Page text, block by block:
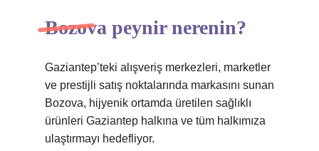
Bozova peynir nerenin?
Gaziantep’teki alışveriş merkezleri, marketler
ve prestijli satış noktalarında markasını sunan
Bozova, hijyenik ortamda üretilen sağlıklı
ürünleri Gaziantep halkına ve tüm halkımıza
ulaştırmayı hedefliyor.